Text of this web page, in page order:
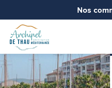
contenu
principal
Nos